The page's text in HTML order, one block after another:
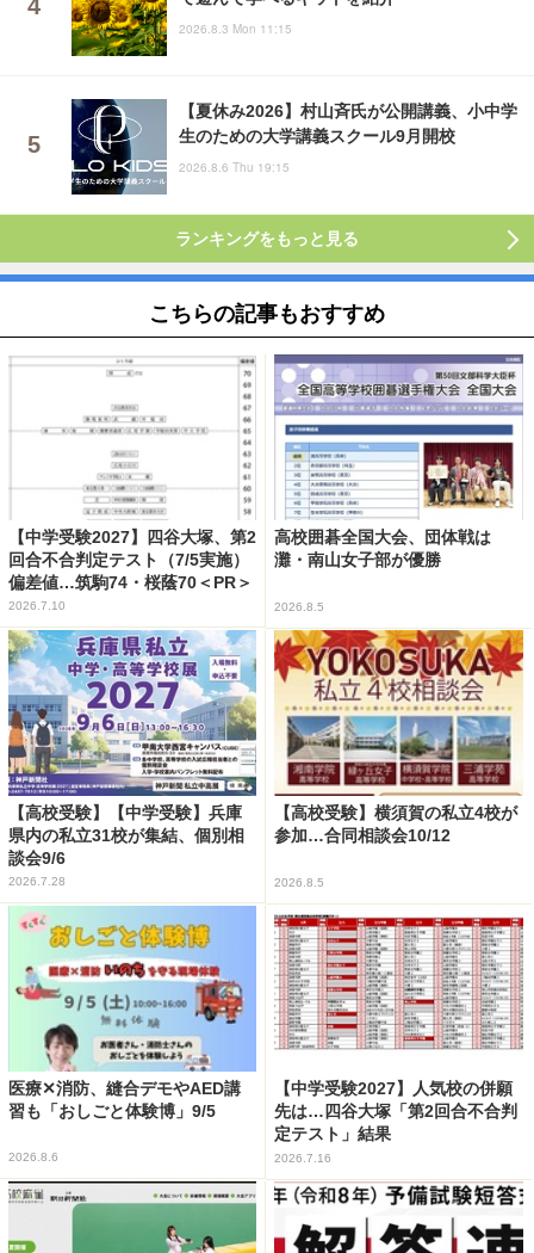
2026.8.3 Mon 11:15
【夏休み2026】村山斉氏が公開講義、小中学
生のための大学講義スクール9月開校
2026.8.6 Thu 19:15
ランキングをもっと見る
こちらの記事もおすすめ
【中学受験2027】四谷大塚、第2
回合不合判定テスト（7/5実施）
偏差値…筑駒74・桜蔭70＜PR＞
2026.7.10
高校囲碁全国大会、団体戦は
灘・南山女子部が優勝
2026.8.5
【高校受験】【中学受験】兵庫
県内の私立31校が集結、個別相
談会9/6
2026.7.28
【高校受験】横須賀の私立4校が
参加…合同相談会10/12
2026.8.5
医療✕消防、縫合デモやAED講
習も「おしごと体験博」9/5
2026.8.6
【中学受験2027】人気校の併願
先は…四谷大塚「第2回合不合判
定テスト」結果
2026.7.16